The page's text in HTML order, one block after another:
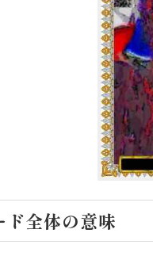
ド全体の意味